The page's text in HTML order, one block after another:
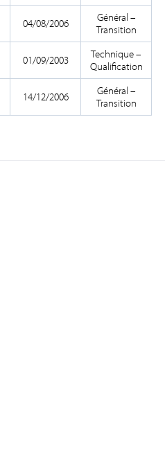
04/08/2006
Général –
Transition
01/09/2003
Technique –
Qualification
14/12/2006
Général –
Transition